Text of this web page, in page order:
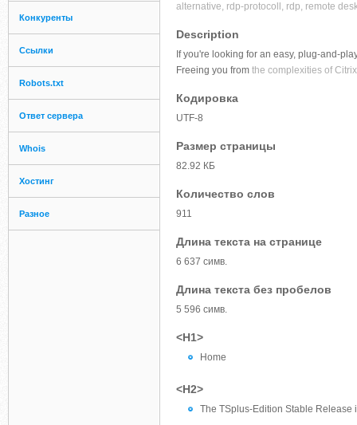
Конкуренты
Ссылки
Robots.txt
Ответ сервера
Whois
Хостинг
Разное
alternative, rdp-protocoll, rdp, remote
Description
If you're looking for an easy, plug-and-
Freeing you from the complexities of
Кодировка
UTF-8
Размер страницы
82.92 КБ
Количество слов
911
Длина текста на странице
6 637 симв.
Длина текста без пробелов
5 596 симв.
<H1>
Home
<H2>
The TSplus-Edition Stable